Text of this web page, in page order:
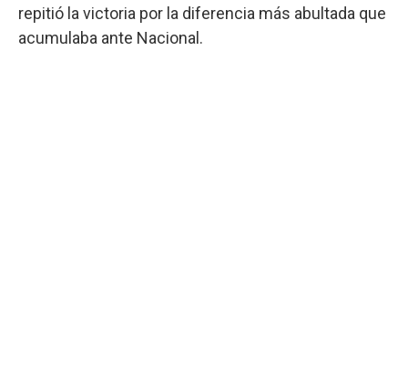
repitió la victoria por la diferencia más abultada que
acumulaba ante Nacional.